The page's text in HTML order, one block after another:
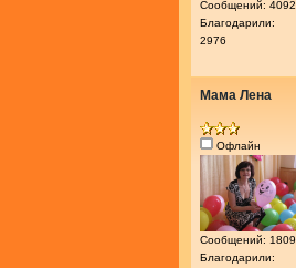
Сообщений: 4092
Благодарили:
2976
Мама Лена
Офлайн
Сообщений: 1809
Благодарили: